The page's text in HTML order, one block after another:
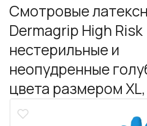
Смотровые
Dermagrip High Risk
нестерильные и
неопудренные
цвета размером